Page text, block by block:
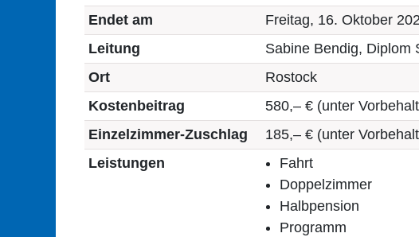
Endet am
Freitag, 16. Oktober
Leitung
Sabine Bendig, Diplom
Ort
Rostock
Kostenbeitrag
580,– € (unter
Einzelzimmer-Zuschlag
185,– € (unter
Leistungen
Fahrt
Doppelzimmer
Halbpension
Programm